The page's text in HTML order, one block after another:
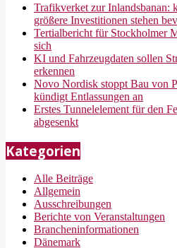
Trafikverket zur Inlandsbanan:
größere Investitionen stehen
Tertialbericht für Stockholmer
sich
KI und Fahrzeugdaten sollen
erkennen
Novo Nordisk stoppt Bau von
kündigt Entlassungen an
Erstes Tunnelelement für den
abgesenkt
Kategorien
Alle Beiträge
Allgemein
Ausschreibungen
Berichte von Veranstaltungen
Brancheninformationen
Dänemark